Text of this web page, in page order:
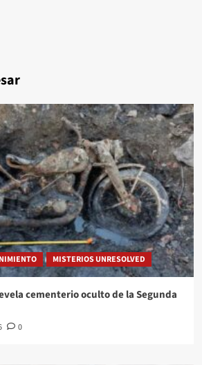
MISTERIOS UNRESOLVED
cementerio oculto de la Segunda
0